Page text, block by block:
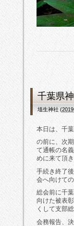
千葉県
埴生神社(
本日は、千
の前に、次
て通帳の名
めに来て頂
手続き終了
会へ向けて
総会前に千
向けた被表
くして支部
会務報告、